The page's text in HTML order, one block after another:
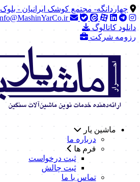
چهاردانگه- مجتمع کوشک ایرانیان - بلوک B - طبقه اول - واحد 5
Info@MashinYarCo.ir
دانلود کاتالوگ
رزومه شرکت
ماشین یار
درباره ما
فرم ها
ثبت درخواست
ثبت چالش
تماس با ما